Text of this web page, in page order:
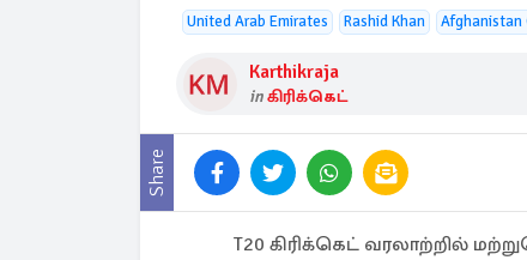
United Arab Emirates Rashid Khan Afghanistan
Karthikraja
inகிரிக்கெட்
Share
T20 கிரிக்கெட் வரலாற்றில்